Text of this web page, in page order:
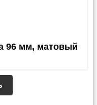
96 мм, матовый